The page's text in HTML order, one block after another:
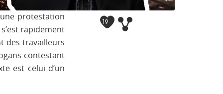
19
protestation
rapidement
des travailleurs
contestant
est celui d’un